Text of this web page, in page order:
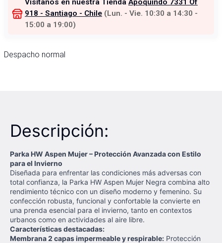
Visítanos en nuestra Tienda Apoquindo 7331 Of
918 - Santiago - Chile (Lun. - Vie. 10:30 a 14:30 -
15:00 a 19:00)
Despacho normal
Descripción:
Parka HW Aspen Mujer – Protección Avanzada con Estilo
para el Invierno
Diseñada para enfrentar las condiciones más adversas con
total confianza, la Parka HW Aspen Mujer Negra combina alto
rendimiento técnico con un diseño moderno y femenino. Su
confección robusta, funcional y confortable la convierte en
una prenda esencial para el invierno, tanto en contextos
urbanos como en actividades al aire libre.
Características destacadas:
Membrana 2 capas impermeable y respirable: Protección